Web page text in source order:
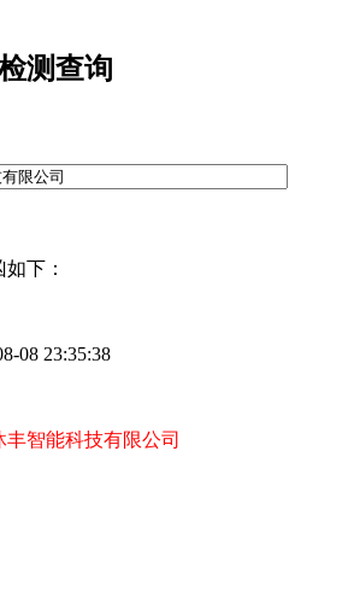
测查询
下：
08 23:35:38
丰智能科技有限公司